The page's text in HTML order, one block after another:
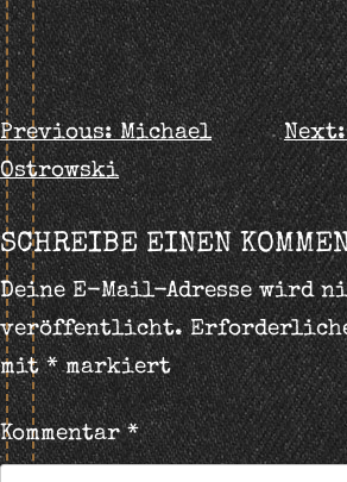
BEITRAGS-
NAVIGATION
Previous: Michael
Ostrowski
Next:
SCHREIBE EINEN
Deine E-Mail-Adresse wird
veröffentlicht.
mit*markiert
Kommentar*